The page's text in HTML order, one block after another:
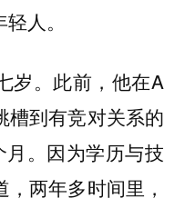
人。
岁。此前，他在A
槽到有竞对关系的
。因为学历与技
两年多时间里，